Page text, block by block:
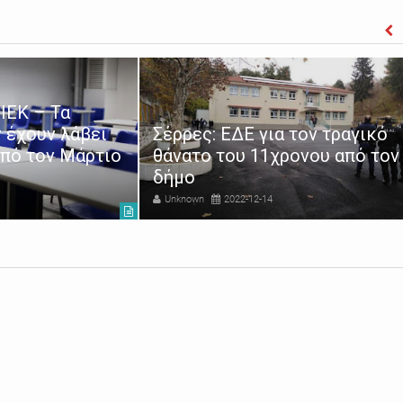
– Τα
λάβει
τον Μάρτιο
Σέρρες: ΕΔΕ για τον τραγικό
θάνατο του 11χρονου από τον
δήμο
Unknown 2022-12-14